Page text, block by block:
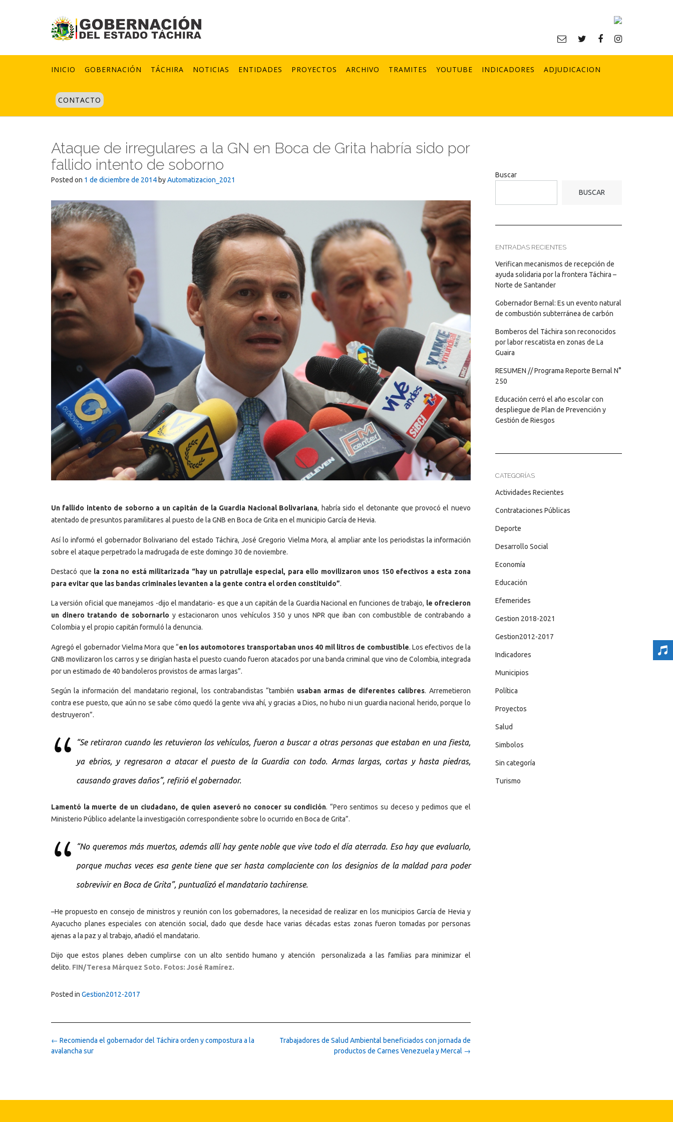
INICIO GOBERNACIÓN TÁCHIRA NOTICIAS ENTIDADES PROYECTOS ARCHIVO TRAMITES YOUTUBE INDICADORES ADJUDICACION
CONTACTO
Ataque de irregulares a la GN en Boca de Grita habría sido por
fallido intento de soborno
Posted on 1 de diciembre de 2014 byAutomatizacion_2021
Un fallido intento de soborno a un capitán de la Guardia Nacional Bolivariana, habría sido el detonante que provocó el nuevo
atentado de presuntos paramilitares al puesto de la GNB en Boca de Grita en el municipio García de Hevia.
Así lo informó el gobernador Bolivariano del estado Táchira, José Gregorio Vielma Mora, al ampliar ante los periodistas la información
sobre el ataque perpetrado la madrugada de este domingo 30 de noviembre.
Destacó que la zona no está militarizada “hay un patrullaje especial, para ello movilizaron unos 150 efectivos a esta zona
para evitar que las bandas criminales levanten a la gente contra el orden constituido”.
La versión oficial que manejamos -dijo el mandatario- es que a un capitán de la Guardia Nacional en funciones de trabajo, le ofrecieron
un dinero tratando de sobornarlo y estacionaron unos vehículos 350 y unos NPR que iban con combustible de contrabando a
Colombia y el propio capitán formuló la denuncia.
Agregó el gobernador Vielma Mora que “en los automotores transportaban unos 40 mil litros de combustible. Los efectivos de la
GNB movilizaron los carros y se dirigían hasta el puesto cuando fueron atacados por una banda criminal que vino de Colombia, integrada
por un estimado de 40 bandoleros provistos de armas largas”.
Según la información del mandatario regional, los contrabandistas “también usaban armas de diferentes calibres. Arremetieron
contra ese puesto, que aún no se sabe cómo quedó la gente viva ahí, y gracias a Dios, no hubo ni un guardia nacional herido, porque lo
destruyeron”.
“Se retiraron cuando les retuvieron los vehículos, fueron a buscar a otras personas que estaban en una fiesta,
ya ebrios, y regresaron a atacar el puesto de la Guardia con todo. Armas largas, cortas y hasta piedras,
causando graves daños”, refirió el gobernador.
Lamentó la muerte de un ciudadano, de quien aseveró no conocer su condición. “Pero sentimos su deceso y pedimos que el
Ministerio Público adelante la investigación correspondiente sobre lo ocurrido en Boca de Grita”.
“No queremos más muertos, además allí hay gente noble que vive todo el día aterrada. Eso hay que evaluarlo,
porque muchas veces esa gente tiene que ser hasta complaciente con los designios de la maldad para poder
sobrevivir en Boca de Grita”, puntualizó el mandatario tachirense.
–He propuesto en consejo de ministros y reunión con los gobernadores, la necesidad de realizar en los municipios García de Hevia y
Ayacucho planes especiales con atención social, dado que desde hace varias décadas estas zonas fueron tomadas por personas
ajenas a la paz y al trabajo, añadió el mandatario.
Dijo que estos planes deben cumplirse con un alto sentido humano y atención personalizada a las familias para minimizar el
delito. FIN/Teresa Márquez Soto. Fotos: José Ramírez.
Posted in Gestion2012-2017
Post
navigation
Trabajadores de Salud Ambiental beneficiados con jornada de
productos de Carnes Venezuela y Mercal →
← Recomienda el gobernador del Táchira orden y compostura a la
avalancha sur
Buscar
BUSCAR
ENTRADAS RECIENTES
Verifican mecanismos de recepción de
ayuda solidaria por la frontera Táchira –
Norte de Santander
Gobernador Bernal: Es un evento natural
de combustión subterránea de carbón
Bomberos del Táchira son reconocidos
por labor rescatista en zonas de La
Guaira
RESUMEN // Programa Reporte Bernal N°
250
Educación cerró el año escolar con
despliegue de Plan de Prevención y
Gestión de Riesgos
CATEGORÍAS
Actividades Recientes
Contrataciones Públicas
Deporte
Desarrollo Social
Economía
Educación
Efemerides
Gestion 2018-2021
Gestion2012-2017
Indicadores
Municipios
Política
Proyectos
Salud
Simbolos
Sin categoría
Turismo